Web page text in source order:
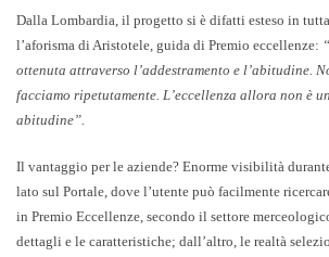
Dalla Lombardia, il progetto si è difatti esteso in
l’aforisma di Aristotele, guida di Premio eccellenze:
ottenuta attraverso l’addestramento e l’abitudine.
facciamo ripetutamente. L’eccellenza allora non è
abitudine”.
Il vantaggio per le aziende? Enorme visibilità
lato sul Portale, dove l’utente può facilmente
in Premio Eccellenze, secondo il settore
dettagli e le caratteristiche; dall’altro, le realtà